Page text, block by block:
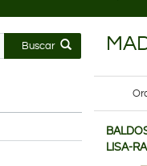
Buscar
LISA-